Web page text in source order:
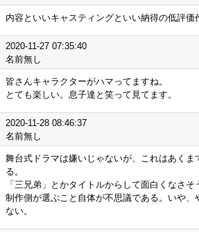
内容といいキャスティングといい納得の低評価
2020-11-27 07:35:40
名前無し
皆さんキャラクターがハマってますね。
とても楽しい。息子達と笑って見てます。
2020-11-28 08:46:37
名前無し
舞台式ドラマは嫌いじゃないが、これはあくま
る。
「三兄弟」とかタイトルからして面白くなさ
制作側が選ぶこと自体が不思議である。いや、
ない。